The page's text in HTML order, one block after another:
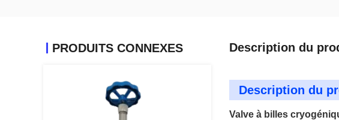
PRODUITS CONNEXES Description du
Description du
Valve à billes